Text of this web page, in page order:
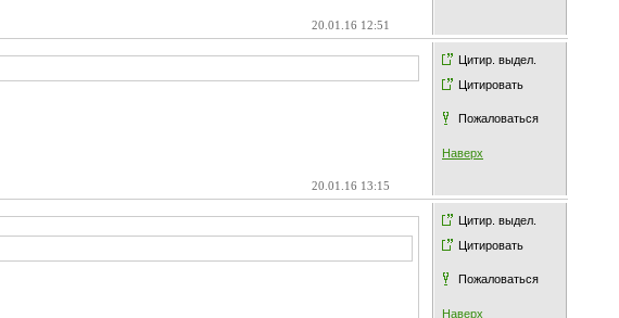
20.01.16 12:51
Цитир. выдел.
Цитировать
Пожаловаться
Наверх
20.01.16 13:15
Цитир. выдел.
Цитировать
Пожаловаться
Наверх